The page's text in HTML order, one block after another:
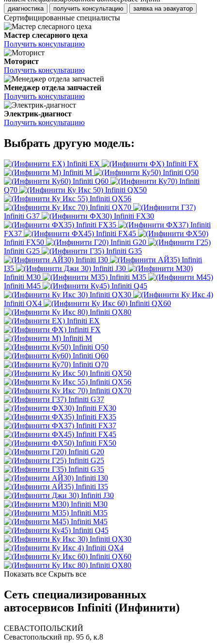
диагностика получить консультацию заявка на эвакуатор
Сертифицированные специалисты
Мастер слесарного цеха
Получить консультацию
Моторист
Получить консультацию
Менеджер отдела запчастей
Получить консультацию
Электрик-диагност
Получить консультацию
Выбрать другую модель:
Infiniti EX
Infiniti FX
Infiniti M
Infiniti Q50
Infiniti Q60
Infiniti
Q70
Infiniti QX50
Infiniti QX56
Infiniti QX70
Infiniti G37
Infiniti FX30
Infiniti FX35
Infiniti
FX37
Infiniti FX45
Infiniti FX50
Infiniti G20
Infiniti G25
Infiniti G35
Infiniti I30
Infiniti
I35
Infiniti J30
Infiniti M30
Infiniti M35
Infiniti M45
Infiniti Q45
Infiniti QX30
Infiniti QX4
Infiniti QX60
Infiniti QX80
Infiniti EX
Infiniti FX
Infiniti M
Infiniti Q50
Infiniti Q60
Infiniti Q70
Infiniti QX50
Infiniti QX56
Infiniti QX70
Infiniti G37
Infiniti FX30
Infiniti FX35
Infiniti FX37
Infiniti FX45
Infiniti FX50
Infiniti G20
Infiniti G25
Infiniti G35
Infiniti I30
Infiniti I35
Infiniti J30
Infiniti M30
Infiniti M35
Infiniti M45
Infiniti Q45
Infiniti QX30
Infiniti QX4
Infiniti QX60
Infiniti QX80
Показать все Скрыть все
Сеть специализированных
автосервисов Infiniti (Инфинити)
СЕВАСТОПОЛЬСКИЙ
Севастопольский пр. 95 б, к.8